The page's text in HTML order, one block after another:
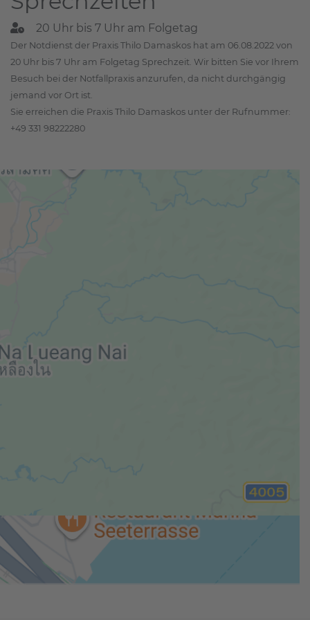
20 Uhr bis 7 Uhr am Folgetag
Der Notdienst der Praxis Thilo Damaskos hat am 06.08.2022 von
20 Uhr bis 7 Uhr am Folgetag Sprechzeit. Wir bitten Sie vor Ihrem
Besuch bei der Notfallpraxis anzurufen, da nicht durchgängig
jemand vor Ort ist.
Sie erreichen die Praxis Thilo Damaskos unter der Rufnummer:
+49 331 98222280